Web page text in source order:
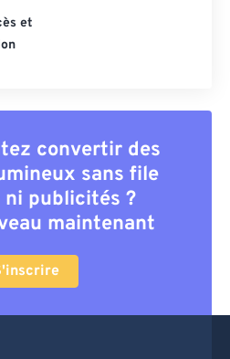
et
convertir des
sans file
publicités ?
maintenant